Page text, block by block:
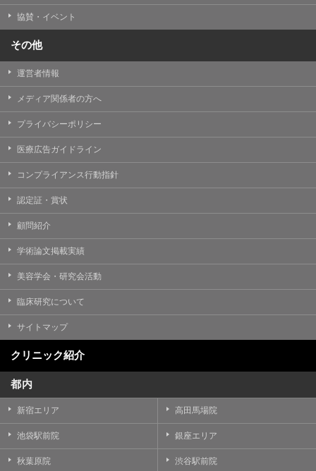
協賛・イベント
その他
運営者情報
メディア関係者の方へ
プライバシーポリシー
医療広告ガイドライン
コンプライアンス行動指針
認定証・賞状
顧問紹介
学術論文掲載実績
美容学会・研究会活動
臨床研究について
サイトマップ
クリニック紹介
都内
新宿エリア 高田馬場院
池袋駅前院 銀座エリア
秋葉原院 渋谷駅前院